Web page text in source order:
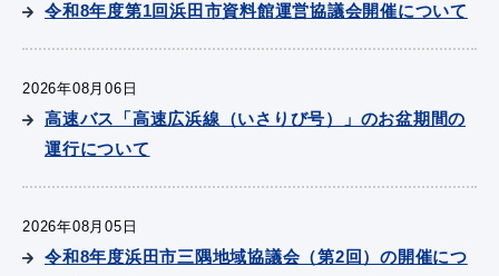
令和8年度第1回浜田市資料館運営協議会開催について
2026年08月06日
高速バス「高速広浜線（いさりび号）」のお盆期間の
運行について
2026年08月05日
令和8年度浜田市三隅地域協議会（第2回）の開催につ